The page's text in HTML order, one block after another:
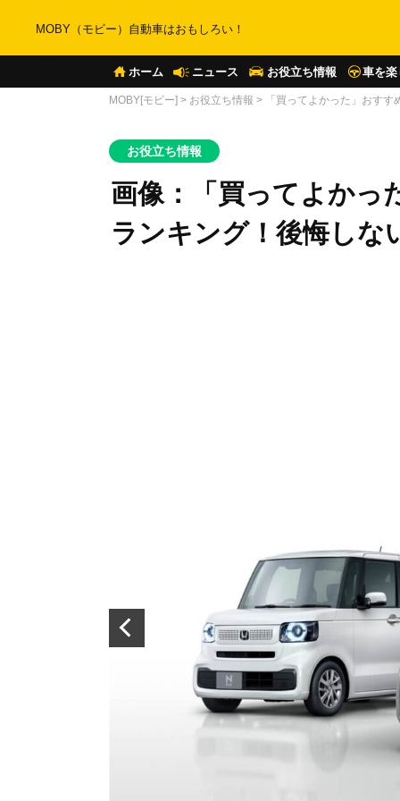
MOBY（モビー）自動車はおもしろい！
ホーム ニュース お役立ち情報 車を楽
MOBY[モビー] > お役立ち情報 > 「買ってよかった」おす
お役立ち情報
画像：「買ってよかっ
ランキング！後悔しな